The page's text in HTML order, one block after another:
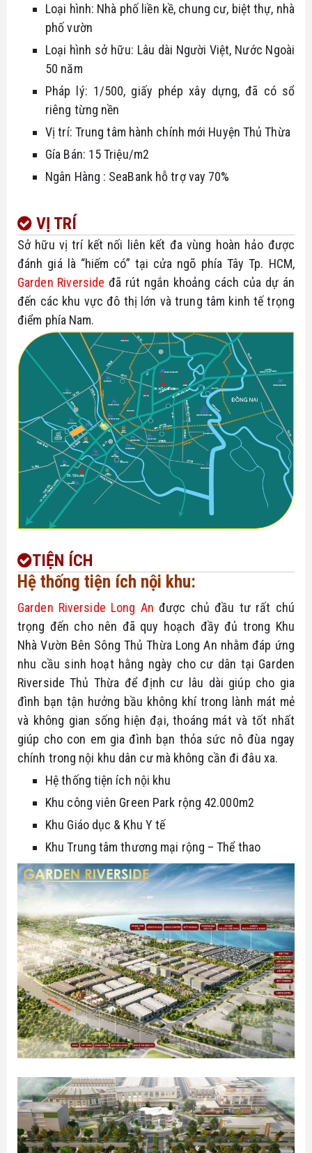
Loại hình: Nhà phố liền kề, chung cư, biệt thự, nhà
phố vườn
Loại hình sở hữu: Lâu dài Người Việt, Nước Ngoài
50 năm
Pháp lý: 1/500, giấy phép xây dựng, đã có sổ
riêng từng nền
Vị trí: Trung tâm hành chính mới Huyện Thủ Thừa
Gía Bán: 15 Triệu/m2
Ngân Hàng : SeaBank hỗ trợ vay 70%
VỊ TRÍ
Sở hữu vị trí kết nối liên kết đa vùng hoàn hảo được
Garden Riverside đã rút ngắn khoảng cách của dự án
đến các khu vực đô thị lớn và trung tâm kinh tế trọng
điểm phía Nam.
TIỆN ÍCH
Hệ thống tiện ích nội khu:
Garden Riverside Long An được chủ đầu tư rất chú
trọng đến cho nên đã quy hoạch đầy đủ trong Khu
Nhà Vườn Bên Sông Thủ Thừa Long An nhằm đáp ứng
nhu cầu sinh hoạt hằng ngày cho cư dân tại Garden
Riverside Thủ Thừa để định cư lâu dài giúp cho gia
đình bạn tận hưởng bầu không khí trong lành mát mẻ
và không gian sống hiện đại, thoáng mát và tốt nhất
giúp cho con em gia đình bạn thỏa sức nô đùa ngay
chính trong nội khu dân cư mà không cần đi đâu xa.
Hệ thống tiện ích nội khu
Khu công viên Green Park rộng 42.000m2
Khu Giáo dục & Khu Y tế
Khu Trung tâm thương mại rộng – Thể thao